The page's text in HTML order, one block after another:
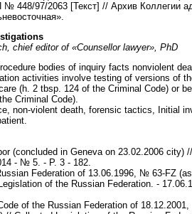
448/97/2063 [Текст] // Архив Коллегии
chief editor of «Counsellor lawyer», PhD
bodies of inquiry facts nonviolent
activities involve testing of versions of
(h. 2 tbsp. 124 of the Criminal Code) or
Criminal Code).
non-violent death, forensic tactics, Initial
(concluded in Geneva on 23.02.2006 city)
- № 5. - P. 3 - 182.
Federation of 13.06.1996, № 63-FZ
of the Russian Federation. -
of the Russian Federation of